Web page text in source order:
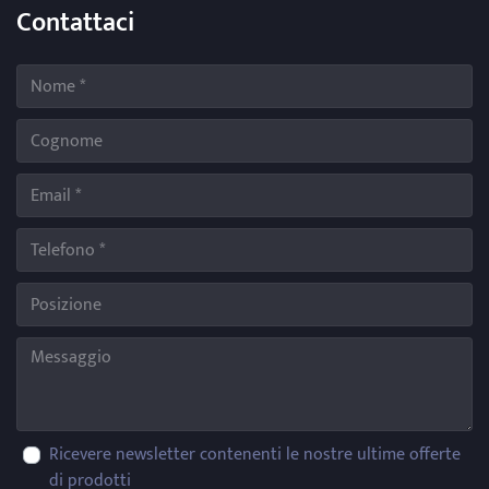
Contattaci
Ricevere newsletter contenenti le nostre ultime offerte
di prodotti